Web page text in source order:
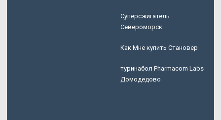
Суперсжигатель
Североморск
Как Мне купить Становер
туринабол Pharmacom Labs
Домодедово